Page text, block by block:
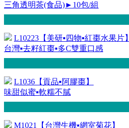
三角透明茶(食品)►10包/組
L10223【美研▪四物▪紅棗水果片】
台灣▪去籽紅棗▪多C雙重口感
L1036【貢品▪阿膠棗】
味甜似蜜▪軟糯不膩
M1021【台灣生機▪網室菊花】